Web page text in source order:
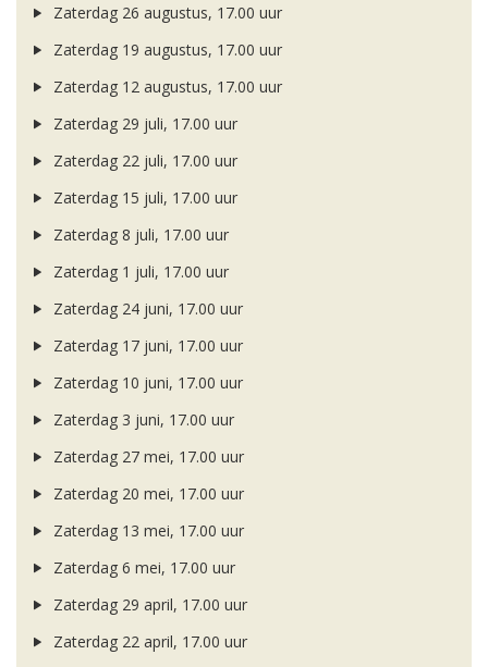
Zaterdag 26 augustus, 17.00 uur
Zaterdag 19 augustus, 17.00 uur
Zaterdag 12 augustus, 17.00 uur
Zaterdag 29 juli, 17.00 uur
Zaterdag 22 juli, 17.00 uur
Zaterdag 15 juli, 17.00 uur
Zaterdag 8 juli, 17.00 uur
Zaterdag 1 juli, 17.00 uur
Zaterdag 24 juni, 17.00 uur
Zaterdag 17 juni, 17.00 uur
Zaterdag 10 juni, 17.00 uur
Zaterdag 3 juni, 17.00 uur
Zaterdag 27 mei, 17.00 uur
Zaterdag 20 mei, 17.00 uur
Zaterdag 13 mei, 17.00 uur
Zaterdag 6 mei, 17.00 uur
Zaterdag 29 april, 17.00 uur
Zaterdag 22 april, 17.00 uur